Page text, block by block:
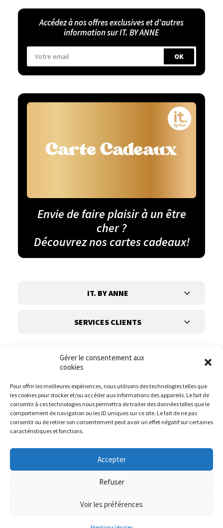
Gérer le consentement aux
cookies
Pour offrir les meilleures expériences, nous utilisons des technologies telles que
les cookies pour stocker et/ou accéder aux informations des appareils. Le fait de
consentir à ces technologies nous permettra de traiter des données telles que le
comportement de navigation ou les ID uniques sur ce site. Le fait de ne pas
consentir ou de retirer son consentement peut avoir un effet négatif sur certaines
caractéristiques et fonctions.
Accepter
Refuser
Voir les préférences
Accédez à nos offres exclusives et d’autres
information sur IT. BY ANNE
Envie de faire plaisir à un être
cher ?
Découvrez nos cartes cadeaux!
IT. BY ANNE
SERVICES CLIENTS
Suivez-nous
Website :DIREXION.BE